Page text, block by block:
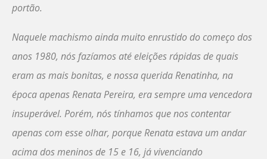
portão.
Naquele machismo ainda muito enrustido do começo dos
anos 1980, nós fazíamos até eleições rápidas de quais
eram as mais bonitas, e nossa querida Renatinha, na
época apenas Renata Pereira, era sempre uma vencedora
insuperável. Porém, nós tínhamos que nos contentar
apenas com esse olhar, porque Renata estava um andar
acima dos meninos de 15 e 16, já vivenciando